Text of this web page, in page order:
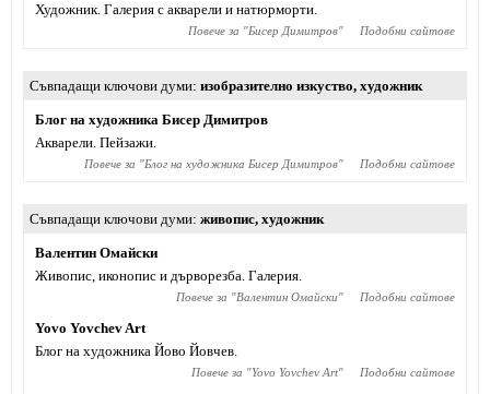
Художник. Галерия с акварели и натюрморти.
Повече за "Бисер Димитров" Подобни сайтове
Съвпадащи ключови думи изобразително изкуство, художник
Блог на художника Бисер Димитров
Акварели. Пейзажи.
Повече за "Блог на художника Бисер Димитров" Подобни сайтове
Съвпадащи ключови думи живопис, художник
Валентин Омайски
Живопис, иконопис и дърворезба. Галерия.
Повече за "Валентин Омайски" Подобни сайтове
Yovo Yovchev Art
Блог на художника Йово Йовчев.
Повече за "Yovo Yovchev Art" Подобни сайтове